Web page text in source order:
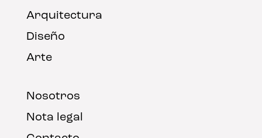
Arquitectura
Diseño
Arte
Nosotros
Nota legal